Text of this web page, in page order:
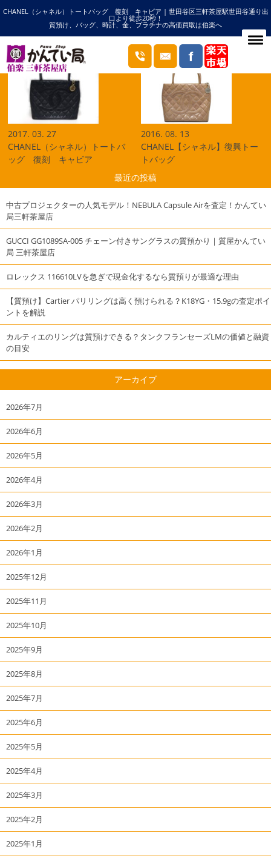
CHANEL（シャネル）トートバッグ 復刻 キャビア | 世田谷区三軒茶屋駅世田谷通り出
口より徒歩20秒！
質預け、バッグ、時計、金、プラチナの高価買取は伯楽へ
HOME 復刻の記事一覧
ブログ
2017. 03. 27
CHANEL（シャネル）トートバ
ッグ 復刻 キャビア
2016. 08. 13
CHANEL【シャネル】復興トー
トバッグ
最近の投稿
中古プロジェクターの人気モデル！NEBULA Capsule Airを査定！かんてい
局三軒茶屋店
GUCCI GG1089SA-005 チェーン付きサングラスの質預かり｜質屋かんてい
局 三軒茶屋店
ロレックス 116610LVを急ぎで現金化するなら質預りが最適な理由
【質預け】Cartier パリリングは高く預けられる？K18YG・15.9gの査定ポイ
ントを解説
カルティエのリングは質預けできる？タンクフランセーズLMの価値と融資
の目安
アーカイブ
2026年7月
2026年6月
2026年5月
2026年4月
2026年3月
2026年2月
2026年1月
2025年12月
2025年11月
2025年10月
2025年9月
2025年8月
2025年7月
2025年6月
2025年5月
2025年4月
2025年3月
2025年2月
2025年1月